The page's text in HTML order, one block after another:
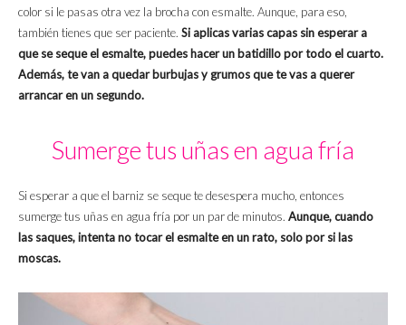
color si le pasas otra vez la brocha con esmalte. Aunque, para eso,
también tienes que ser paciente. Si aplicas varias capas sin esperar a
que se seque el esmalte, puedes hacer un batidillo por todo el cuarto.
Además, te van a quedar burbujas y grumos que te vas a querer
arrancar en un segundo.
Sumerge tus uñas en agua fría
Si esperar a que el barniz se seque te desespera mucho, entonces
sumerge tus uñas en agua fría por un par de minutos. Aunque, cuando
las saques, intenta no tocar el esmalte en un rato, solo por si las
moscas.